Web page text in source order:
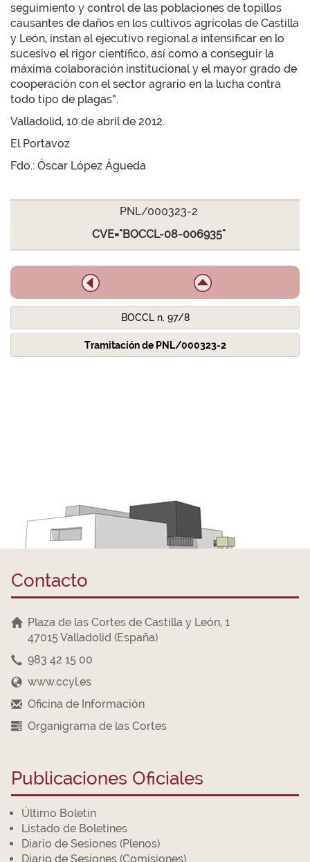
seguimiento y control de las poblaciones de topillos
causantes de daños en los cultivos agrícolas de Castilla
y León, instan al ejecutivo regional a intensificar en lo
sucesivo el rigor científico, así como a conseguir la
máxima colaboración institucional y el mayor grado de
cooperación con el sector agrario en la lucha contra
todo tipo de plagas”.
Valladolid, 10 de abril de 2012.
El Portavoz
Fdo.: Óscar López Águeda
PNL/000323-2
CVE="BOCCL-08-006935"
BOCCL n. 97/8
Tramitación de PNL/000323-2
Contacto
Plaza de las Cortes de Castilla y León, 1
47015 Valladolid (España)
983 42 15 00
www.ccyl.es
Oficina de Información
Organigrama de las Cortes
Publicaciones Oficiales
Último Boletín
Listado de Boletines
Diario de Sesiones (Plenos)
Diario de Sesiones (Comisiones)